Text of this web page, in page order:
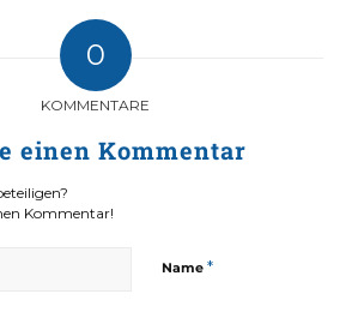
0
KOMMENTARE
einen Kommentar
Kommentar!
Name *